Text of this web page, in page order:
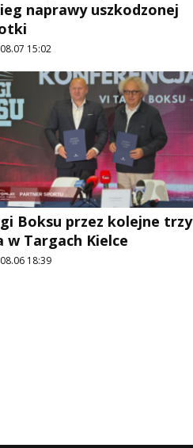
naprawy uszkodzonej
15:02
Boksu przez kolejne trzy
w Targach Kielce
18:39